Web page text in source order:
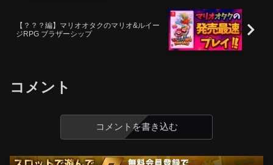
【？？？編】マリオオタクのマリオ&ルイー
ジRPG ブラザーシップ
コメント
コメントを書き込む